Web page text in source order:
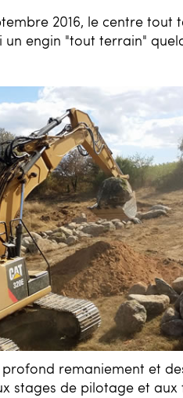
2016, le centre tout
un engin "tout terrain"
remaniement et
stages de pilotage et aux